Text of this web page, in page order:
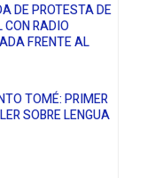
DE PROTESTA DE
RADIO
FRENTE AL
TOMÉ: PRIMER
SOBRE LENGUA